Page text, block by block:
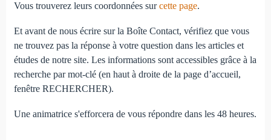
Vous trouverez leurs coordonnées surcette page.
Et avant de nous écrire sur la Boîte Contact, vérifiez que vous
ne trouvez pas la réponse à votre question dans les articles et
études de notre site. Les informations sont accessibles grâce à la
recherche par mot-clé (en haut à droite de la page d’accueil,
fenêtre RECHERCHER).
Une animatrice s'efforcera de vous répondre dans les 48 heures.